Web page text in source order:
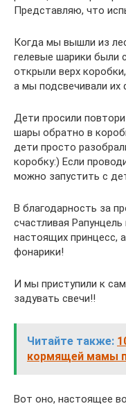
Представляю, что
Когда мы вышли из
гелевые шарики были
открыли верх
а мы подсвечивали
Дети просили
шары обратно в
дети просто
коробку:) Если
можно запустить с
В благодарность за
счастливая
настоящих принцесс,
фонарики!
И мы приступили к
задувать свечи!!
Читайте также:
кормящей мамы
Вот оно, настоящее